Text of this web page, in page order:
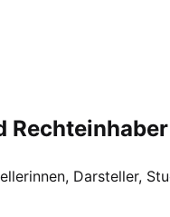
Rechteinhaber
Darsteller,